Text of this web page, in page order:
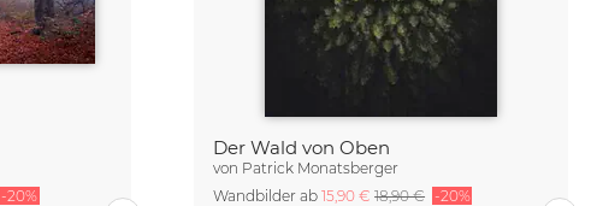
-20%
Der Wald von Oben
von Patrick Monatsberger
Wandbilder ab15,90 €18,90 € -20%